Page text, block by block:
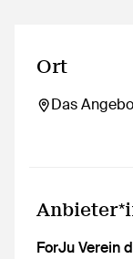
Ort
Das
ForJu Verein